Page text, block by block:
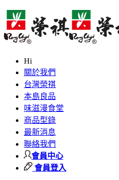
Hi
關於我們
台灣榮祺
本島良品
味滋漫食堂
商品型錄
最新消息
聯絡我們
會員中心
會員登入